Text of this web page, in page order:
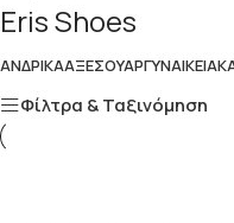
Eris Shoes
ΑΝΔΡΙΚΆΑΞΕΣΟΥΆΡΓΥΝΑΙΚΕΊΑ
Φίλτρα & Ταξινόμηση